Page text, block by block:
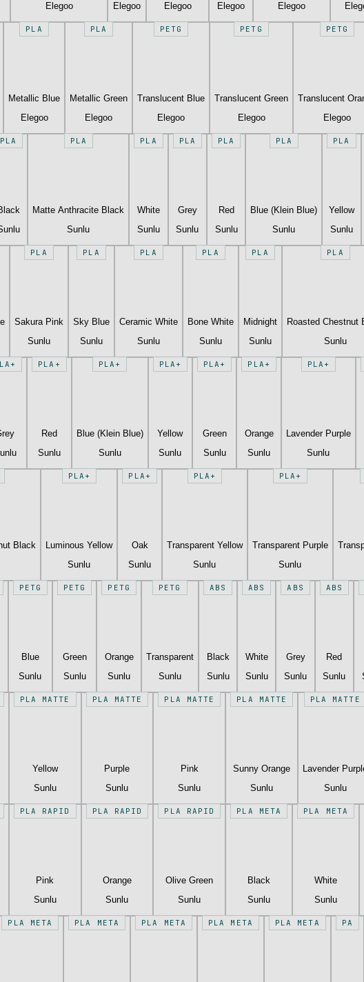
Elegoo
Elegoo
Elegoo
Elegoo
Elegoo
PLA
Metallic Blue
Elegoo
PLA
Metallic Green
Elegoo
PETG
Translucent Blue
Elegoo
PETG
Translucent Green
Elegoo
PETG
Translucent
Elegoo
PLA PLA
Matte Anthracite Black
Sunlu
PLA
White
Sunlu
PLA
Grey
Sunlu
PLA
Red
Sunlu
PLA
Blue (Klein Blue)
Sunlu
PLA
Yellow
Sunlu
PLA
Sakura Pink
Sunlu
PLA
Sky Blue
Sunlu
PLA
Ceramic White
Sunlu
PLA
Bone White
Sunlu
PLA
Midnight
Sunlu
PLA
Roasted Chestnut
Sunlu
PLA+
Red
Sunlu
PLA+
Blue (Klein Blue)
Sunlu
PLA+
Yellow
Sunlu
PLA+
Green
Sunlu
PLA+
Orange
Sunlu
PLA+
Lavender Purple
Sunlu
Black
PLA+
Luminous Yellow
Sunlu
PLA+
Oak
Sunlu
PLA+
Transparent Yellow
Sunlu
PLA+
Transparent Purple
Sunlu
PETG
Blue
Sunlu
PETG
Green
Sunlu
PETG
Orange
Sunlu
PETG
Transparent
Sunlu
ABS
Black
Sunlu
ABS
White
Sunlu
ABS
Grey
Sunlu
ABS
Red
Sunlu
PLA MATTE
Yellow
Sunlu
PLA MATTE
Purple
Sunlu
PLA MATTE
Pink
Sunlu
PLA MATTE
Sunny Orange
Sunlu
PLA MATTE
Lavender
Sunlu
PLA RAPID
Pink
Sunlu
PLA RAPID
Orange
Sunlu
PLA RAPID
Olive Green
Sunlu
PLA META
Black
Sunlu
PLA META
White
Sunlu
PLA META PLA META PLA META PLA META PLA META PA